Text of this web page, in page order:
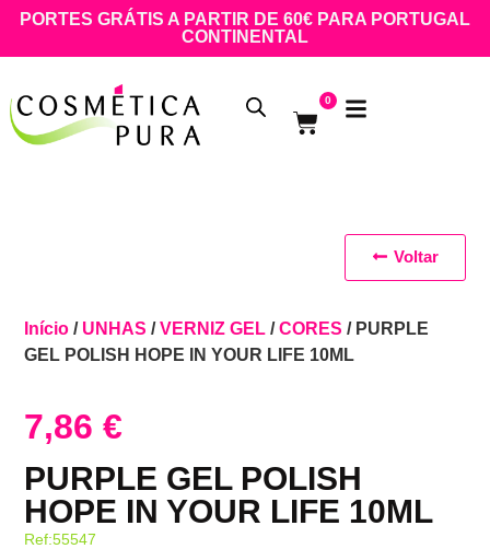
PORTES GRÁTIS A PARTIR DE 60€ PARA PORTUGAL
CONTINENTAL
0
Início / UNHAS /VERNIZ GEL /CORES / PURPLE
GEL POLISH HOPE IN YOUR LIFE 10ML
7,86€
PURPLE GEL POLISH
HOPE IN YOUR LIFE 10ML
Ref:55547
Voltar